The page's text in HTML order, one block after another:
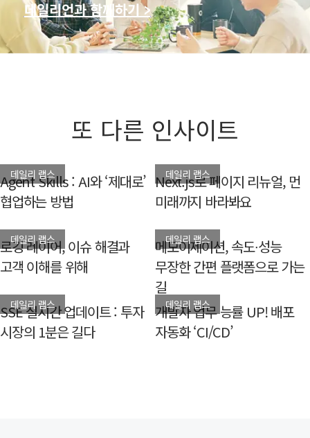
데일리언과 함께하기 >
또 다른 인사이트
데일리 랩스
Agent Skills : AI와 ‘제대로’
협업하는 방법
데일리 랩스
Next.js로 페이지 리뉴얼, 먼
미래까지 바라봐요
데일리 랩스
로깅 레이어, 이슈 해결과
고객 이해를 위해
데일리 랩스
메모이제이션, 속도∙성능
무장한 간편 플랫폼으로 가는
길
데일리 랩스
SSE 실시간 업데이트 : 투자
시장의 1분은 길다
데일리 랩스
개발자 업무 능률 UP! 배포
자동화 ‘CI/CD’